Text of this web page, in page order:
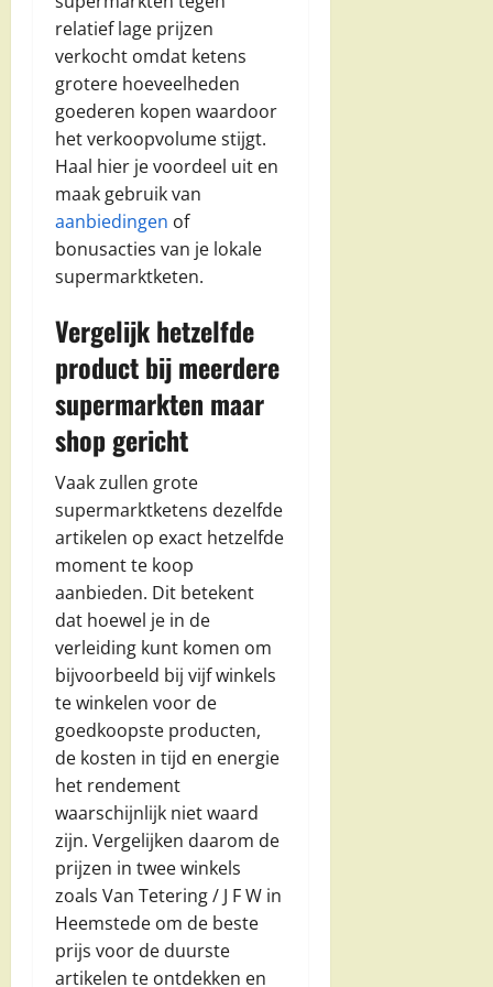
relatief lage prijzen
verkocht omdat ketens
grotere hoeveelheden
goederen kopen waardoor
het verkoopvolume stijgt.
Haal hier je voordeel uit en
maak gebruik van
aanbiedingen of
bonusacties van je lokale
supermarktketen.
Vergelijk hetzelfde
product bij meerdere
supermarkten maar
shop gericht
Vaak zullen grote
supermarktketens dezelfde
artikelen op exact hetzelfde
moment te koop
aanbieden. Dit betekent
dat hoewel je in de
verleiding kunt komen om
bijvoorbeeld bij vijf winkels
te winkelen voor de
goedkoopste producten,
de kosten in tijd en energie
het rendement
waarschijnlijk niet waard
zijn. Vergelijken daarom de
prijzen in twee winkels
zoals Van Tetering / J F W in
Heemstede om de beste
prijs voor de duurste
artikelen te ontdekken en